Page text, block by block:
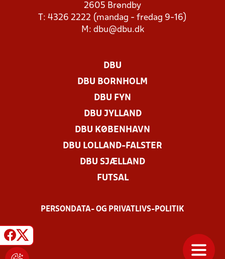
2605 Brøndby
T: 4326 2222 (mandag - fredag 9-16)
M: dbu@dbu.dk
DBU
DBU BORNHOLM
DBU FYN
DBU JYLLAND
DBU KØBENHAVN
DBU LOLLAND-FALSTER
DBU SJÆLLAND
FUTSAL
PERSONDATA- OG PRIVATLIVS-POLITIK